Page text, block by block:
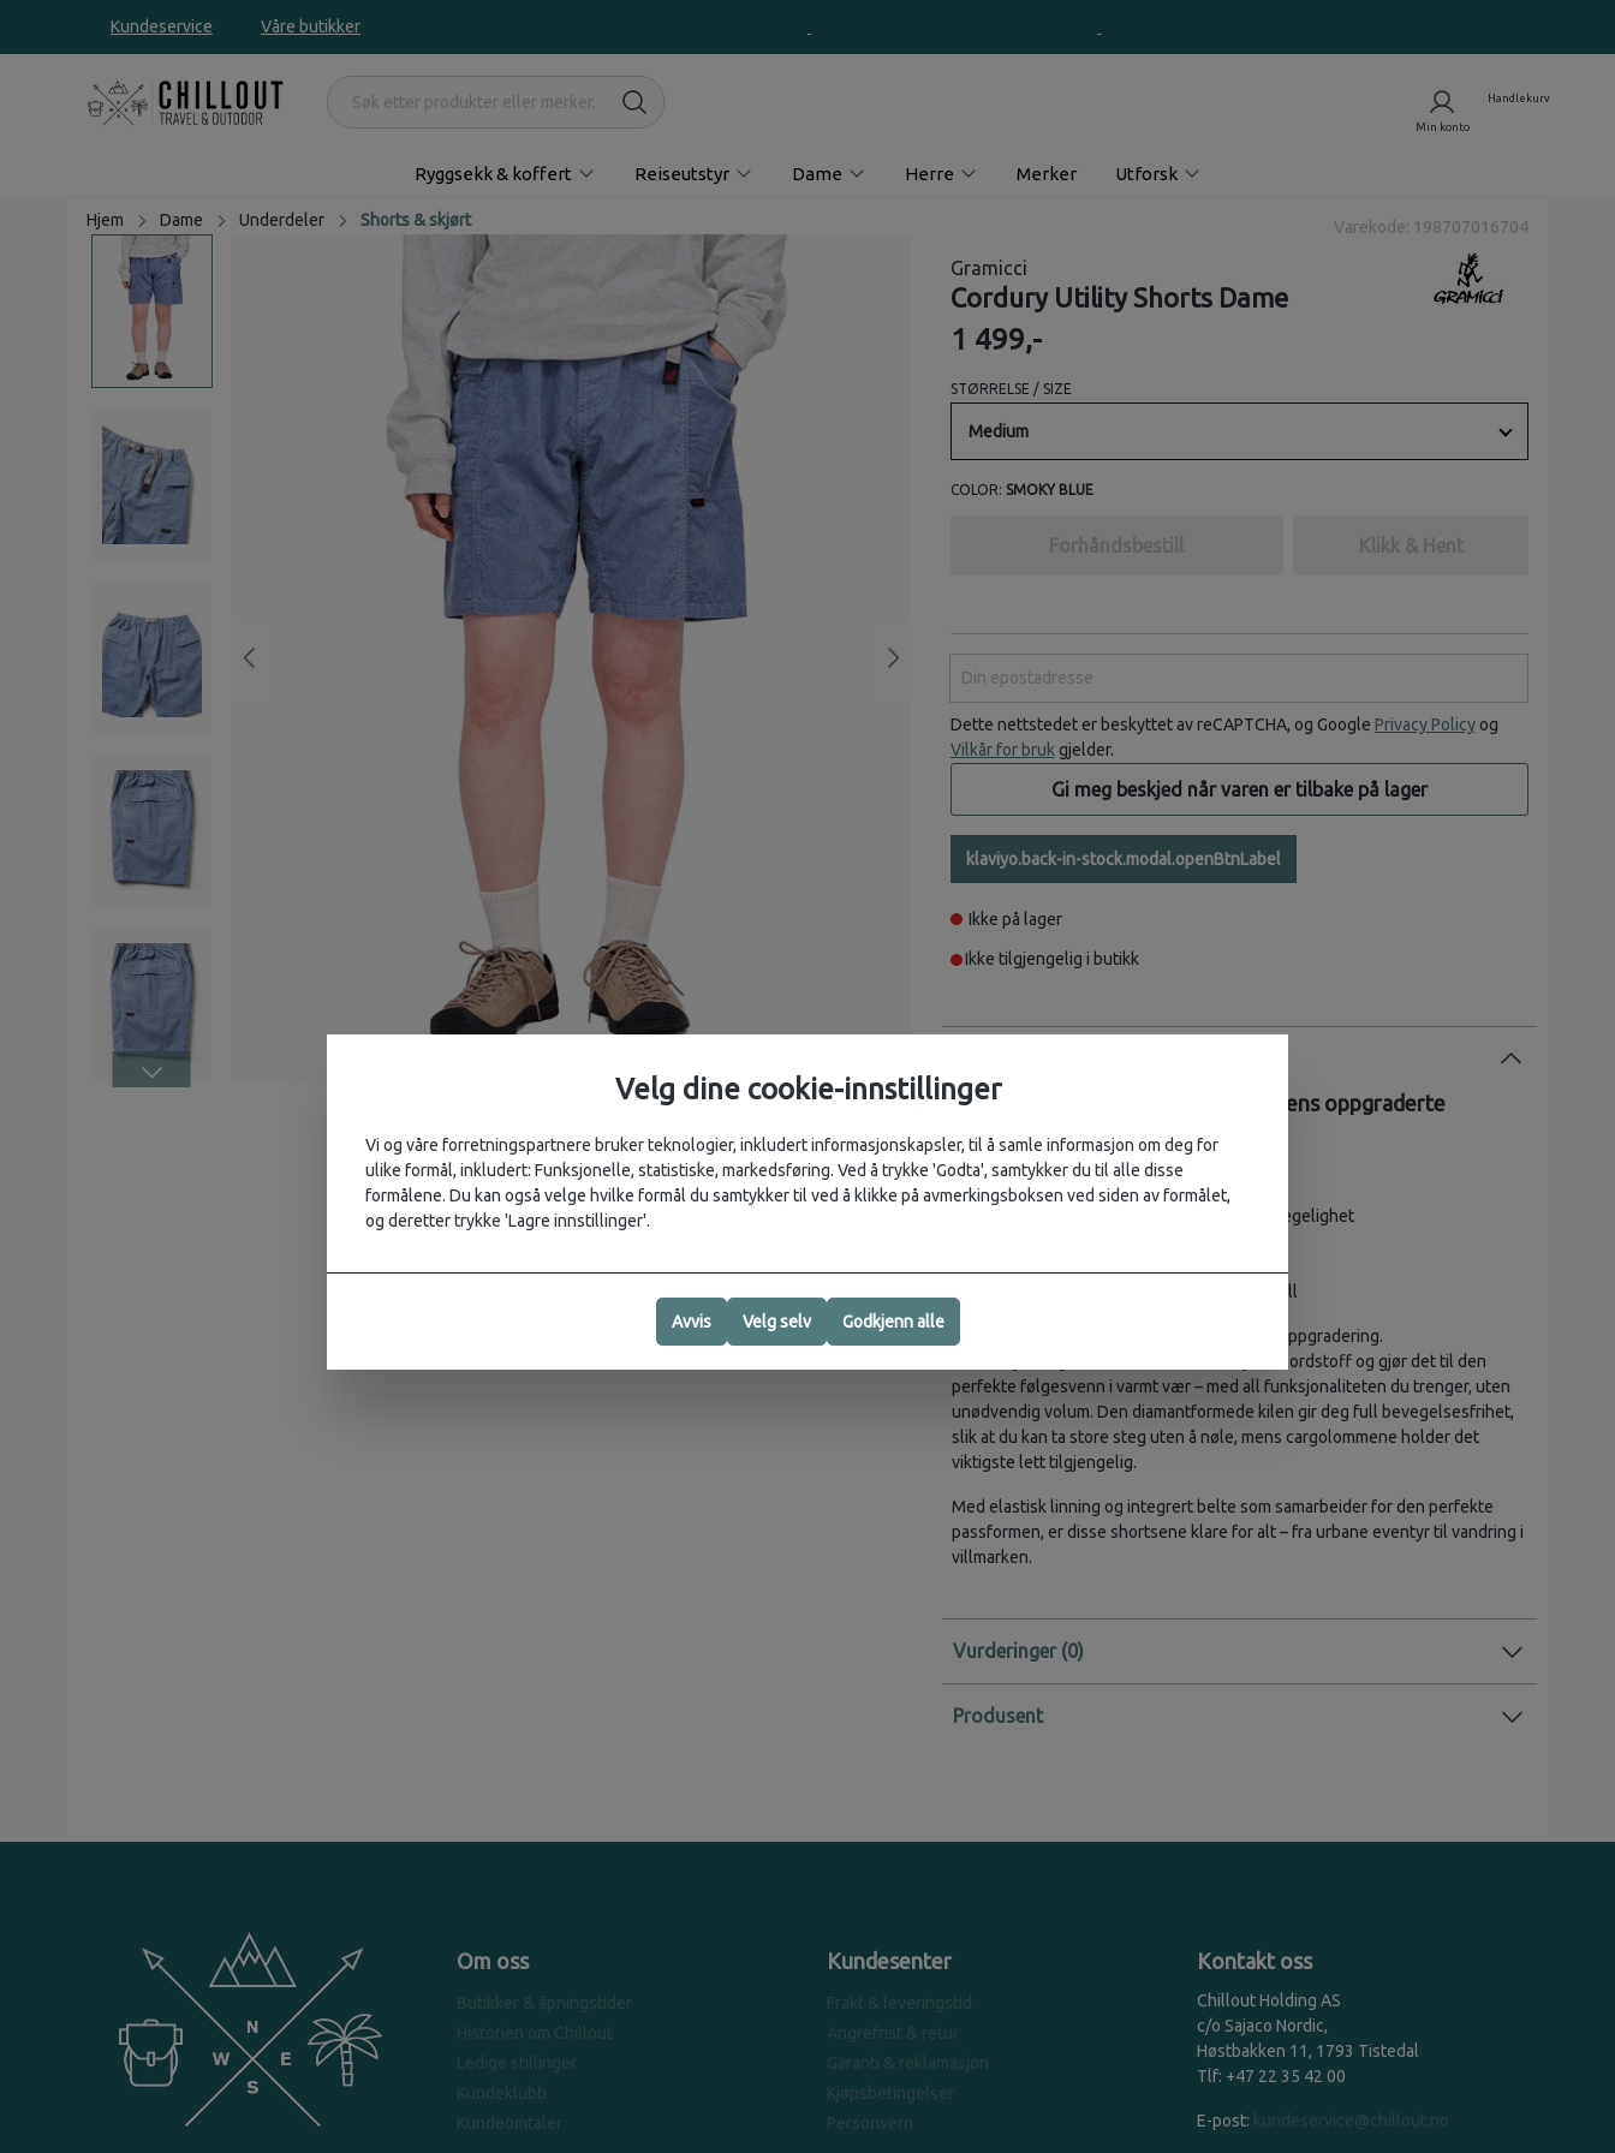
Kundeservice Våre butikker
Ryggsekk & koffert Reiseutstyr Dame Herre Merker Utforsk
Hjem Dame Underdeler Shorts & skjørt Varekode: 198707016704
Gramicci
Cordury Utility Shorts Dame
1 499,-
STØRRELSE / SIZE
Medium
COLOR: SMOKY BLUE
Forhåndsbestill Klikk & Hent
Dette nettstedet er beskyttet av reCAPTCHA, og Google Privacy Policyog
Vilkår for bruk gjelder.
Gi meg beskjed når varen er tilbake på lager
klaviyo.back-in-stock.modal.openBtnLabel
Ikke på lager
Ikke tilgjengelig i butikk
Cordfløyel Utility Shorts – sommerens oppgraderte
Laget av 100 % lett bomulls-cordfløyel
Integrert nylonbeltesystem
Diamantformet kile i skrittet for bedre bevegelighet
Modell: 168 cm høy – bruker størrelse Small
Favoritt-cordfløyelen din har fått en sommeroppgradering.
tar vårt mellomtykke cordstoff og gjør det til den
perfekte følgesvenn i varmt vær – med all funksjonaliteten du trenger, uten
unødvendig volum. Den diamantformede kilen gir deg full bevegelsesfrihet,
slik at du kan ta store steg uten å nøle, mens cargolommene holder det
viktigste lett tilgjengelig.
Med elastisk linning og integrert belte som samarbeider for den perfekte
passformen, er disse shortsene klare for alt – fra urbane eventyr til vandring i
villmarken.
Vurderinger
Produsent
Om oss
Butikker & åpningstider
Historien om Chillout
Ledige stillinger
Kundeklubb
Kundeomtaler
Kundesenter
Frakt & leveringstid
Angrefrist & retur
Garanti & reklamasjon
Kjøpsbetingelser
Personvern
Kontakt oss
Chillout Holding AS
c/o Sajaco Nordic,
Høstbakken 11, 1793 Tistedal
Tlf: +47 22 35 42 00
E-post: kundeservice@chillout.no
Velg dine cookie-innstillinger
Vi og våre forretningspartnere bruker teknologier, inkludert informasjonskapsler, til å samle informasjon om deg for
ulike formål, inkludert: Funksjonelle, statistiske, markedsføring. Ved å trykke 'Godta', samtykker du til alle disse
formålene. Du kan også velge hvilke formål du samtykker til ved å klikke på avmerkingsboksen ved siden av formålet,
og deretter trykke 'Lagre innstillinger'.
Avvis Velg selv Godkjenn alle